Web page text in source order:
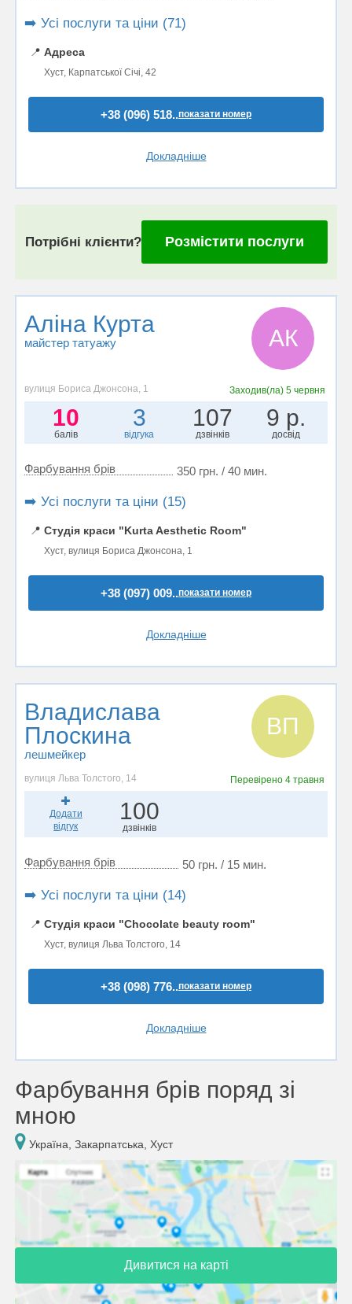
➡️ Усі послуги та ціни (71)
📍 Адреса
Хуст, Карпатської Січі, 42
+38 (096) 518..показати номер
Докладніше
Потрібні клієнти? Розмістити послуги
Аліна Курта
майстер татуажу АК
вулиця Бориса Джонсона, 1 Заходив(ла) 5 червня
10
балів
3
відгука
107
дзвінків
9 р.
досвід
Фарбування брів 350 грн. / 40 мин.
➡️ Усі послуги та ціни (15)
📍 Студія краси "Kurta Aesthetic Room"
Хуст, вулиця Бориса Джонсона, 1
+38 (097) 009..показати номер
Докладніше
Владислава
Плоскина
лешмейкер
ВП
вулиця Льва Толстого, 14 Перевірено 4 травня
Додати
відгук
100
дзвінків
Фарбування брів 50 грн. / 15 мин.
➡️ Усі послуги та ціни (14)
📍 Студія краси "Chocolate beauty room"
Хуст, вулиця Льва Толстого, 14
+38 (098) 776..показати номер
Докладніше
Фарбування брів поряд зі
мною
Україна, Закарпатська, Хуст
Дивитися на карті